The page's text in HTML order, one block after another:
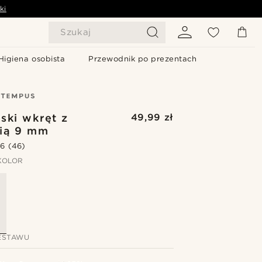
Szukaj
osobista Przewodnik po prezentach
wkręt z
9 mm
49,99 zł
(46)